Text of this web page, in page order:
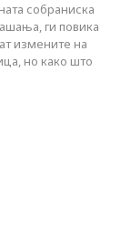
собраниска
ги повика
измените на
но како што